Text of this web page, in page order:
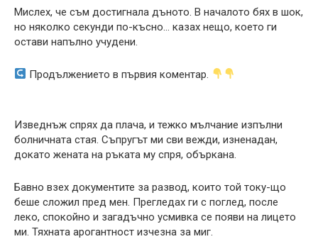
Мислех, че съм достигнала дъното. В началото бях в шок,
но няколко секунди по-късно… казах нещо, което ги
остави напълно учудени.
Продължението в първия коментар.
Изведнъж спрях да плача, и тежко мълчание изпълни
болничната стая. Съпругът ми сви вежди, изненадан,
докато жената на ръката му спря, объркана.
Бавно взех документите за развод, които той току-що
беше сложил пред мен. Прегледах ги с поглед, после
леко, спокойно и загадъчно усмивка се появи на лицето
ми. Тяхната арогантност изчезна за миг.